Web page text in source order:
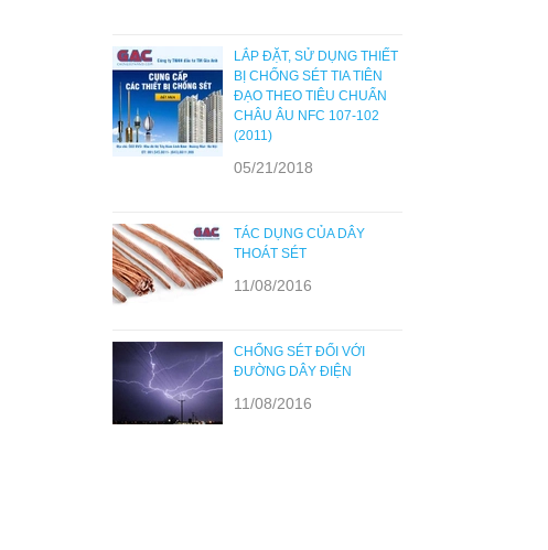
LẮP ĐẶT, SỬ DỤNG THIẾT
BỊ CHỐNG SÉT TIA TIÊN
ĐẠO THEO TIÊU CHUẨN
CHÂU ÂU NFC 107-102
(2011)
05/21/2018
TÁC DỤNG CỦA DÂY
THOÁT SÉT
11/08/2016
CHỐNG SÉT ĐỐI VỚI
ĐƯỜNG DÂY ĐIỆN
11/08/2016